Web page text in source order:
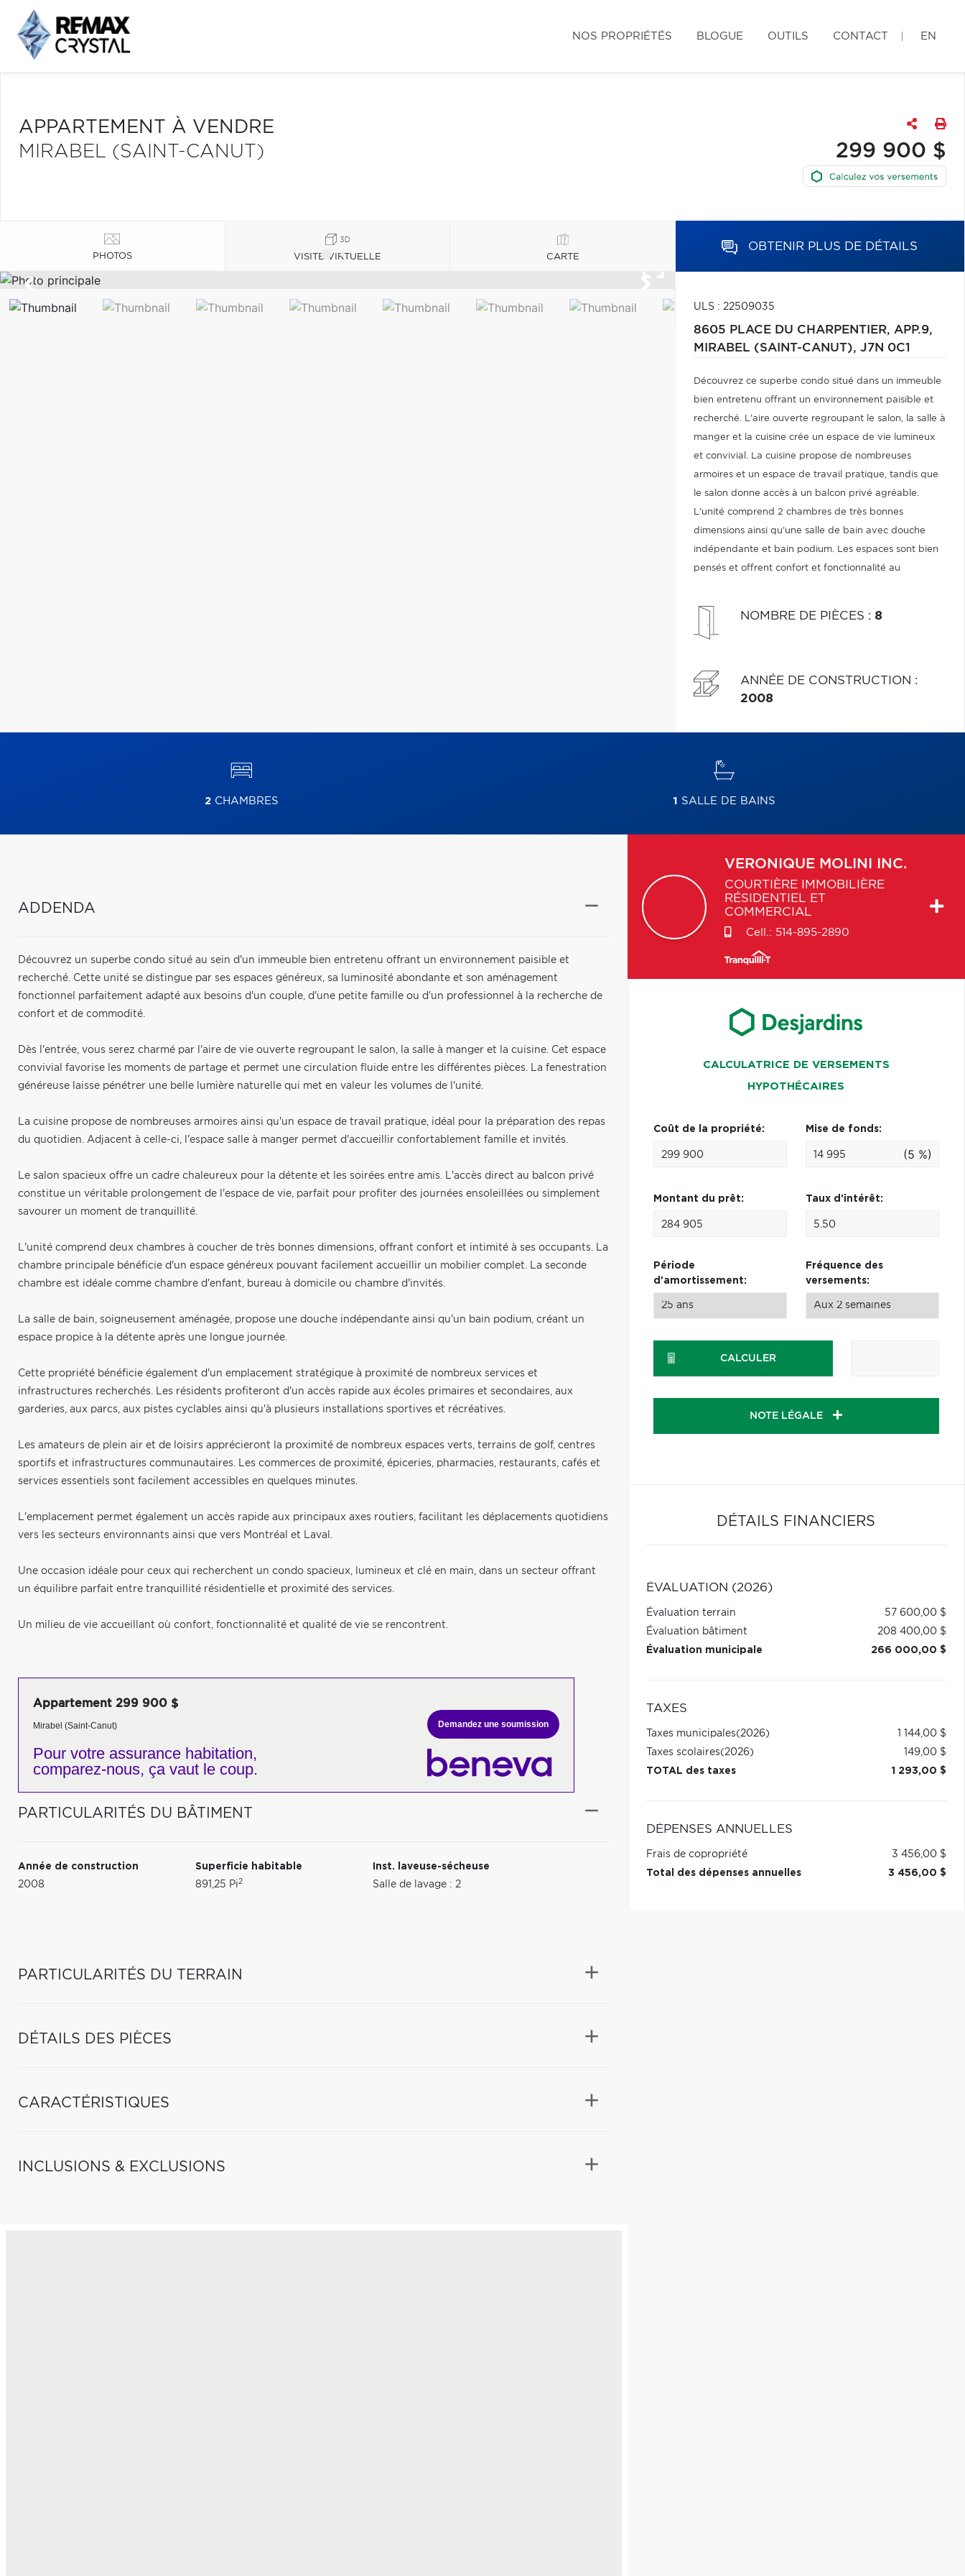
NOS PROPRIÉTÉS BLOGUE OUTILS CONTACT EN
APPARTEMENT À VENDRE
MIRABEL (SAINT-CANUT)
299 900 $
PHOTOS VISITE VIRTUELLE CARTE
OBTENIR PLUS DE DÉTAILS
ULS : 22509035
8605 PLACE DU CHARPENTIER, APP.9,
MIRABEL (SAINT-CANUT), J7N 0C1
Découvrez ce superbe condo situé dans un immeuble
bien entretenu offrant un environnement paisible et
recherché. L'aire ouverte regroupant le salon, la salle à
manger et la cuisine crée un espace de vie lumineux
et convivial. La cuisine propose de nombreuses
armoires et un espace de travail pratique, tandis que
le salon donne accès à un balcon privé agréable.
L'unité comprend 2 chambres de très bonnes
dimensions ainsi qu'une salle de bain avec douche
indépendante et bain podium. Les espaces sont bien
pensés et offrent confort et fonctionnalité au
services et des principaux axes routiers.
NOMBRE DE PIÈCES : 8
ANNÉE DE CONSTRUCTION :
2008
2CHAMBRES 1 SALLE DE BAINS
ADDENDA
Découvrez un superbe condo situé au sein d'un immeuble bien entretenu offrant un environnement paisible et
recherché. Cette unité se distingue par ses espaces généreux, sa luminosité abondante et son aménagement
fonctionnel parfaitement adapté aux besoins d'un couple, d'une petite famille ou d'un professionnel à la recherche de
confort et de commodité.
Dès l'entrée, vous serez charmé par l'aire de vie ouverte regroupant le salon, la salle à manger et la cuisine. Cet espace
convivial favorise les moments de partage et permet une circulation fluide entre les différentes pièces. La fenestration
généreuse laisse pénétrer une belle lumière naturelle qui met en valeur les volumes de l'unité.
La cuisine propose de nombreuses armoires ainsi qu'un espace de travail pratique, idéal pour la préparation des repas
du quotidien. Adjacent à celle-ci, l'espace salle à manger permet d'accueillir confortablement famille et invités.
Le salon spacieux offre un cadre chaleureux pour la détente et les soirées entre amis. L'accès direct au balcon privé
constitue un véritable prolongement de l'espace de vie, parfait pour profiter des journées ensoleillées ou simplement
savourer un moment de tranquillité.
L'unité comprend deux chambres à coucher de très bonnes dimensions, offrant confort et intimité à ses occupants. La
chambre principale bénéficie d'un espace généreux pouvant facilement accueillir un mobilier complet. La seconde
chambre est idéale comme chambre d'enfant, bureau à domicile ou chambre d'invités.
La salle de bain, soigneusement aménagée, propose une douche indépendante ainsi qu'un bain podium, créant un
espace propice à la détente après une longue journée.
Cette propriété bénéficie également d'un emplacement stratégique à proximité de nombreux services et
infrastructures recherchés. Les résidents profiteront d'un accès rapide aux écoles primaires et secondaires, aux
garderies, aux parcs, aux pistes cyclables ainsi qu'à plusieurs installations sportives et récréatives.
Les amateurs de plein air et de loisirs apprécieront la proximité de nombreux espaces verts, terrains de golf, centres
sportifs et infrastructures communautaires. Les commerces de proximité, épiceries, pharmacies, restaurants, cafés et
services essentiels sont facilement accessibles en quelques minutes.
L'emplacement permet également un accès rapide aux principaux axes routiers, facilitant les déplacements quotidiens
vers les secteurs environnants ainsi que vers Montréal et Laval.
Une occasion idéale pour ceux qui recherchent un condo spacieux, lumineux et clé en main, dans un secteur offrant
un équilibre parfait entre tranquillité résidentielle et proximité des services.
Un milieu de vie accueillant où confort, fonctionnalité et qualité de vie se rencontrent.
Appartement 299 900 $
Mirabel (Saint-Canut)
Pour votre assurance habitation,
comparez-nous, ça vaut le coup.
Demandez une soumission
PARTICULARITÉS DU BÂTIMENT
Année de construction
2008
Superficie habitable
891,25 Pi2
Inst. laveuse-sécheuse
Salle de lavage : 2
PARTICULARITÉS DU TERRAIN
DÉTAILS DES PIÈCES
CARACTÉRISTIQUES
INCLUSIONS & EXCLUSIONS
VERONIQUE MOLINI INC.
COURTIÈRE IMMOBILIÈRE
RÉSIDENTIEL ET
COMMERCIAL
Cell.: 514-895-2890
CALCULATRICE DE VERSEMENTS
HYPOTHÉCAIRES
Coût de la propriété: Mise de fonds:
(5 %)
Montant du prêt: Taux d'intérêt:
Période
d'amortissement:
Fréquence des
versements:
CALCULER
NOTE LÉGALE
DÉTAILS FINANCIERS
ÉVALUATION (2026)
Évaluation terrain
57 600,00 $
Évaluation bâtiment
208 400,00 $
Évaluation municipale
266 000,00 $
TAXES
Taxes municipales(2026)
1 144,00 $
Taxes scolaires(2026)
149,00 $
TOTAL des taxes
1 293,00 $
DÉPENSES ANNUELLES
Frais de copropriété
3 456,00 $
Total des dépenses annuelles
3 456,00 $